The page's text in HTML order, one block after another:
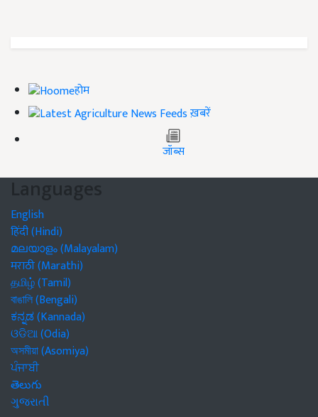
होम
ख़बरें
जॉब्स
Languages
English
हिंदी (Hindi)
മലയാളം (Malayalam)
मराठी (Marathi)
தமிழ் (Tamil)
বাঙালি (Bengali)
ಕನ್ನಡ (Kannada)
ଓଡିଆ (Odia)
অসমীয়া (Asomiya)
ਪੰਜਾਬੀ
తెలుగు
ગુજરાતી